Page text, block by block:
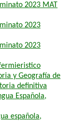
2023 MAT
2023
2023
y Geografía de
definitiva
Española,
española,